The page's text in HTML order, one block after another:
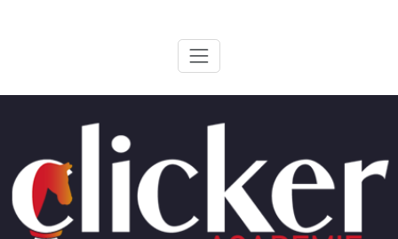
ClickerAcademie